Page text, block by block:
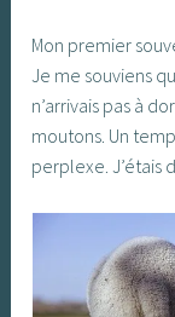
Mon premier
Je me souviens
n’arrivais pas à
moutons. Un
perplexe. J’étais